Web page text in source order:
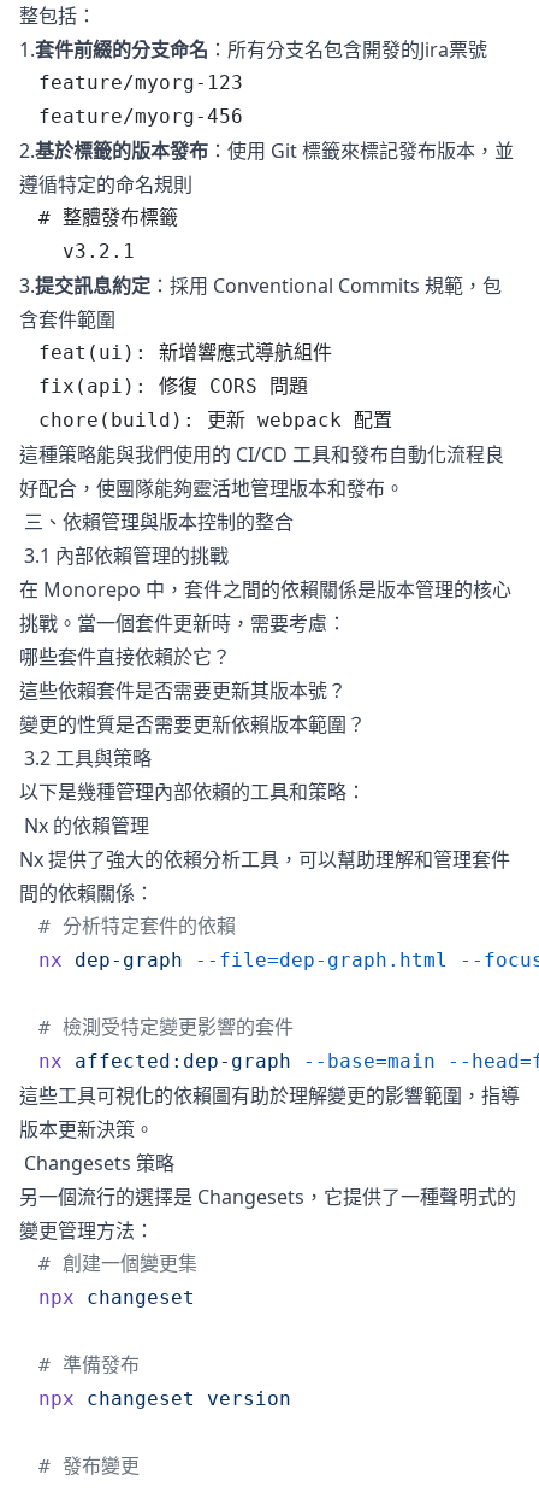
整包括：
1.套件前綴的分支命名 ：所有分支名包含開發的Jira票號
feature/myorg-123
feature/myorg-456
2.基於標籤的版本發布 ：使用 Git 標籤來標記發布版本，並
遵循特定的命名規則
# 整體發布標籤
  v3.2.1
3.提交訊息約定 ：採用 Conventional Commits 規範，包
含套件範圍
feat(ui): 新增響應式導航組件
fix(api): 修復 CORS 問題
chore(build): 更新 webpack 配置
這種策略能與我們使用的 CI/CD 工具和發布自動化流程良
好配合，使團隊能夠靈活地管理版本和發布。
三、依賴管理與版本控制的整合
3.1 內部依賴管理的挑戰
在 Monorepo 中，套件之間的依賴關係是版本管理的核心
挑戰。當一個套件更新時，需要考慮：
哪些套件直接依賴於它？
這些依賴套件是否需要更新其版本號？
變更的性質是否需要更新依賴版本範圍？
3.2 工具與策略
以下是幾種管理內部依賴的工具和策略：
Nx 的依賴管理
Nx 提供了強大的依賴分析工具，可以幫助理解和管理套件
間的依賴關係：
# 分析特定套件的依賴
nx dep-graph --file=dep-graph.html --
# 檢測受特定變更影響的套件
nx affected:dep-graph --base=main --
這些工具可視化的依賴圖有助於理解變更的影響範圍，指導
版本更新決策。
Changesets 策略
另一個流行的選擇是 Changesets，它提供了一種聲明式的
變更管理方法：
# 創建一個變更集
npx changeset
# 準備發布
npx changeset version
# 發布變更